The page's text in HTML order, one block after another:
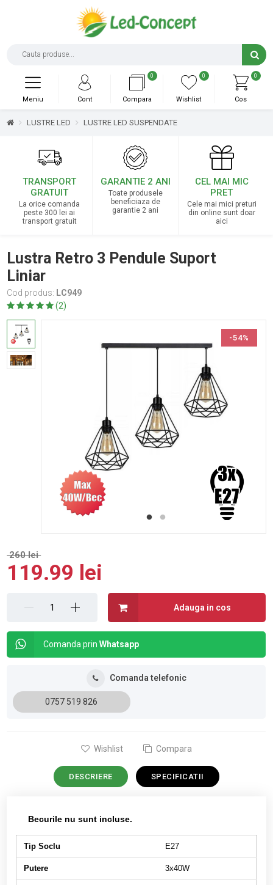
0
Cos
0
Wishlist
0
Compara
Cont
Meniu
LUSTRE LED LUSTRE LED SUSPENDATE
TRANSPORT
GRATUIT
La orice comanda
peste 300 lei ai
transport gratuit
GARANTIE 2 ANI
Toate produsele
beneficiaza de
garantie 2 ani
CEL MAI MIC
PRET
Cele mai mici preturi
din online sunt doar
aici
Lustra Retro 3 Pendule Suport
Liniar
Cod produs: LC949
(2)
-54%
260 lei
119.99 lei
Adauga in cos
Comanda prinWhatsapp
Comanda telefonic
0757 519 826
Wishlist Compara
DESCRIERE SPECIFICATII
Becurile nu sunt incluse.
Tip Soclu E27
Putere 3x40W